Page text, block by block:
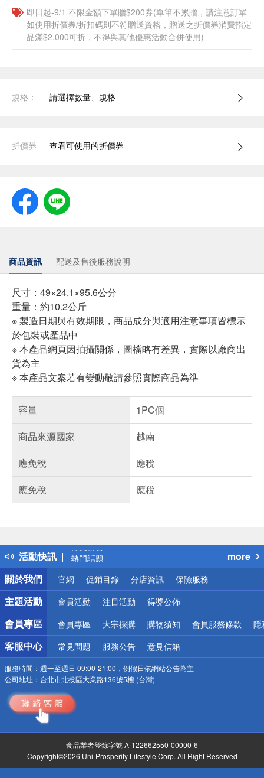
即日起-9/1 不限金額下單贈$200券(單筆不累贈，請注意訂單
如使用折價券/折扣碼則不符贈送資格，贈送之折價券消費指定
品滿$2,000可折，不得與其他優惠活動合併使用)
規格： 請選擇數量、規格
折價券 查看可使用的折價券
商品資訊 配送及售後服務說明
尺寸：49×24.1×95.6公分
重量：約10.2公斤
※ 製造日期與有效期限，商品成分與適用注意事項皆標示
於包裝或產品中
※ 本產品網頁因拍攝關係，圖檔略有差異，實際以廠商出
貨為主
※ 本產品文案若有變動敬請參照實際商品為準
容量
1PC個
商品來源國家
越南
應免稅
應稅
應免稅
應稅
活動快訊
得獎公告
熱門話題
銀行優惠
偏遠地區配送
詐騙網頁！請小心！
more
關於我們
官網 促銷目錄 分店資訊 保險服務
主題活動 會員活動 注目活動 得獎公佈
會員專區 會員專區 大宗採購 購物須知 會員服務條款 隱
客服中心 常見問題 服務公告 意見信箱
服務時間： 週一至週日 09:00-21:00，例假日依網站公告為主
公司地址： 台北市北投區大業路136號5樓 (台灣)
食品業者登錄字號 A-122662550-00000-6
Copyright©2026 Uni-Prosperity Lifestyle Corp. All Right Reserved